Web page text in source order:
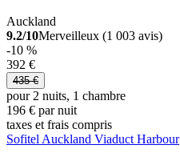
Auckland
9.2/10Merveilleux (1 003 avis)
-10 %
392 €
435 €
pour 2 nuits, 1 chambre
196 € par nuit
taxes et frais compris
Sofitel Auckland Viaduct Harbour